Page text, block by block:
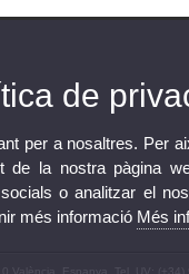
de
per a nosaltres. Per
de la nostra pàgina
o analitzar el
més informació Més